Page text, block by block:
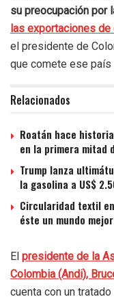
su preocupación por
las exportaciones de
el presidente de
que comete ese país
Relacionados
Roatán hace
en la primera mitad
Trump lanza
la gasolina a US$
Circularidad textil
éste un mundo mejor
El presidente de la
Colombia (Andi),
cuenta con un